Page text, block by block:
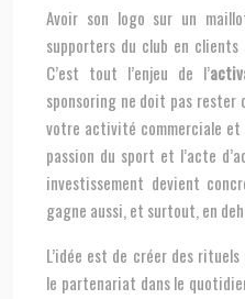
Avoir son logo sur un
supporters du club en clients
C’est tout l’enjeu de l’
sponsoring ne doit pas
votre activité commerciale
passion du sport et l’acte
investissement devient
gagne aussi, et surtout, en
L’idée est de créer des
le partenariat dans le